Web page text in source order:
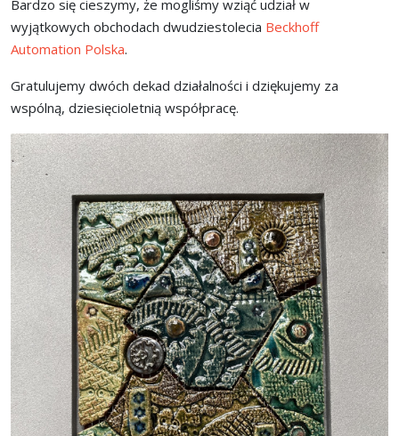
Bardzo się cieszymy, że mogliśmy wziąć udział w
wyjątkowych obchodach dwudziestolecia Beckhoff
Automation Polska.
Gratulujemy dwóch dekad działalności i dziękujemy za
wspólną, dziesięcioletnią współpracę.